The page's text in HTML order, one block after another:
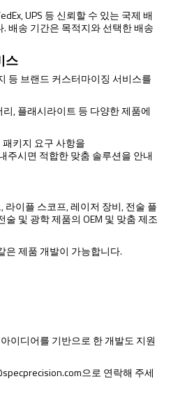
UPS 등 신뢰할 수 있는 국제 배
배송 기간은 목적지와 선택한 배송
스
등 브랜드 커스터마이징 서비스를
리, 플래시라이트 등 다양한 제품에
키지 요구 사항을
주시면 적합한 맞춤 솔루션을 안내
라이플 스코프, 레이저 장비, 전술 플
및 광학 제품의 OEM 및 맞춤 제조
은 제품 개발이 가능합니다.
이디어를 기반으로 한 개발도 지원
으로 연락해 주세